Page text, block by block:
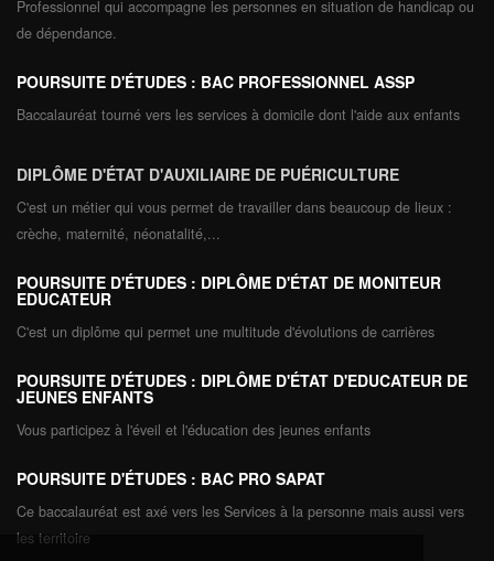
Professionnel qui accompagne les personnes en situation de handicap ou
de dépendance.
POURSUITE D'ÉTUDES : BAC PROFESSIONNEL ASSP
Baccalauréat tourné vers les services à domicile dont l'aide aux enfants
DIPLÔME D'ÉTAT D'AUXILIAIRE DE PUÉRICULTURE
C'est un métier qui vous permet de travailler dans beaucoup de lieux :
crèche, maternité, néonatalité,...
POURSUITE D'ÉTUDES : DIPLÔME D'ÉTAT DE MONITEUR
EDUCATEUR
C'est un diplôme qui permet une multitude d'évolutions de carrières
POURSUITE D'ÉTUDES : DIPLÔME D'ÉTAT D'EDUCATEUR DE
JEUNES ENFANTS
Vous participez à l'éveil et l'éducation des jeunes enfants
POURSUITE D'ÉTUDES : BAC PRO SAPAT
Ce baccalauréat est axé vers les Services à la personne mais aussi vers
les territoire